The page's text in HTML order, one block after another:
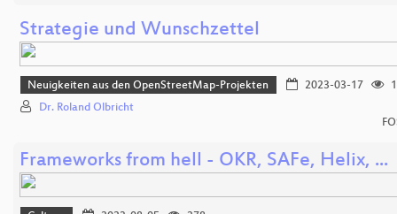
Strategie und Wunschzettel
Neuigkeiten aus den OpenStreetMap-Projekten 2023-03-17
Dr. Roland Olbricht
Frameworks from hell - OKR, SAFe, Helix, ...